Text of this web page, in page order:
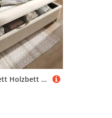
Kelodan Doppelbett Holzbett 160×200cm Heller Eiche Kopfteil mit Stauraum LED-Beleuchtung Beigefarbener Cordpolster-Rückenlehne Inklusive Bettbank mit Stauraum (Ohne Matratze)